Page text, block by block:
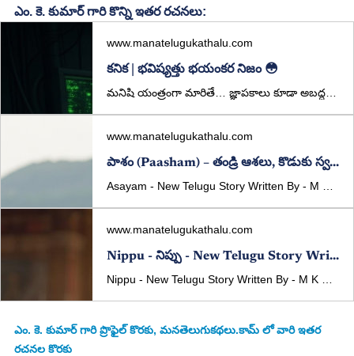
ఎం. కె. కుమార్ గారి కొన్ని ఇతర రచనలు:
www.manatelugukathalu.com
కనిక | భవిష్యత్తు భయంకర నిజం 😳
www.manatelugukathalu.com
పాశం (Paasham) – తండ్రి ఆశలు, కొడుకు స్వప్నాల మధ్య సంఘర్షణ | Telugu Emotional Story
www.manatelugukathalu.com
Nippu - నిప్పు - New Telugu Story Written By - M K Kumar
ఎం. కె. కుమార్ గారి ప్రొఫైల్ కొరకు, మనతెలుగుకథలు.కామ్ లో వారి ఇతర
రచనల కొరకు